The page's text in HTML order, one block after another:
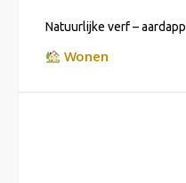
Natuurlijke verf –
Wonen